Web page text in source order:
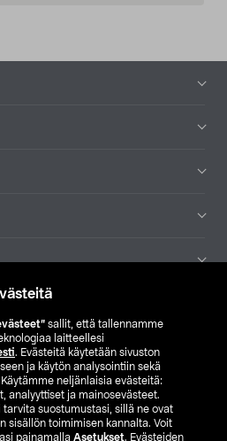
sallit, että tallennamme
laitteellesi
. Evästeitä käytetään sivuston
ja käytön analysointiin sekä
neljänlaisia evästeitä:
analyyttiset ja mainosevästeet.
suostumustasi, sillä ne ovat
sisällön toimimisen kannalta. Voit
painamalla Asetukset. Evästeiden
myymälä
NO FI
FI SV